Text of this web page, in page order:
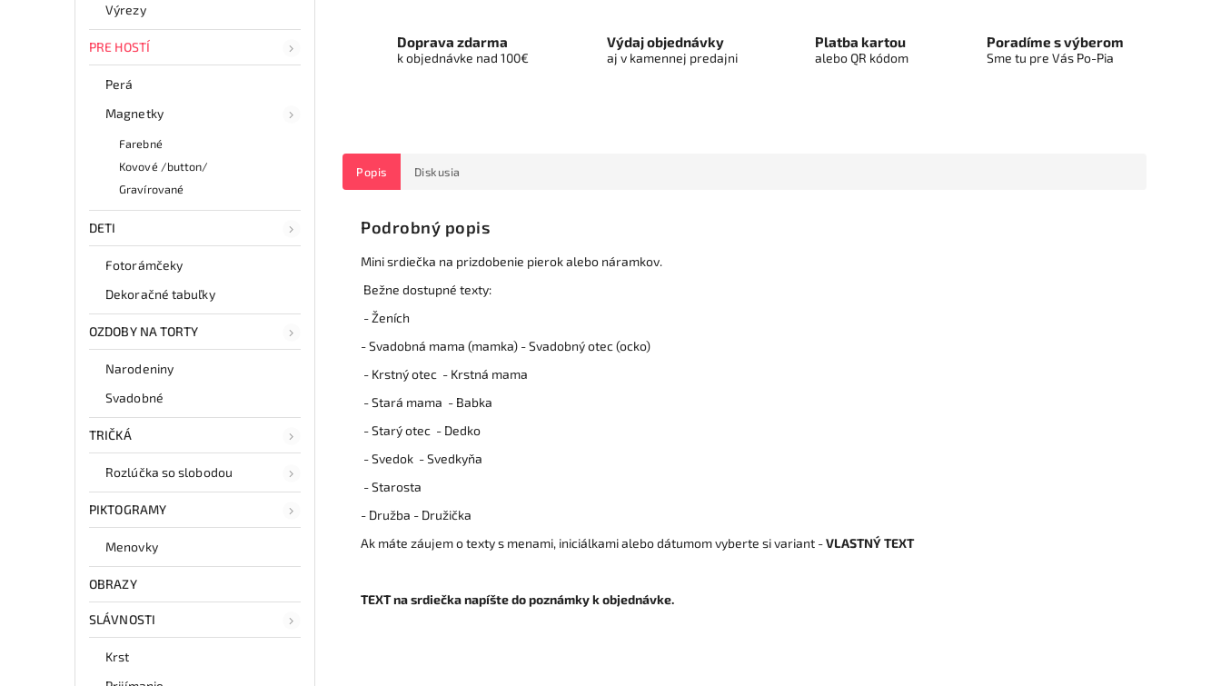
Výrezy
PRE HOSTÍ
Perá
Magnetky
Farebné
Kovové /button/
Gravírované
DETI
Fotorámčeky
Dekoračné tabuľky
OZDOBY NA TORTY
Narodeniny
Svadobné
TRIČKÁ
Rozlúčka so slobodou
PIKTOGRAMY
Menovky
OBRAZY
SLÁVNOSTI
Krst
Doprava zdarma
k objednávke nad 100€
Výdaj objednávky
aj v kamennej predajni
Platba kartou
alebo QR kódom
Poradíme s výberom
Sme tu pre Vás Po-Pia
Popis Diskusia
Podrobný popis
Mini srdiečka na prizdobenie pierok alebo náramkov.
Bežne dostupné texty:
- Ženích
- Svadobná mama (mamka) - Svadobný otec (ocko)
- Krstný otec - Krstná mama
- Stará mama - Babka
- Starý otec - Dedko
- Svedok - Svedkyňa
- Starosta
- Družba - Družička
Ak máte záujem o texty s menami, iniciálkami alebo dátumom vyberte si variant -VLASTNÝ TEXT
TEXT na srdiečka napíšte do poznámky k objednávke.